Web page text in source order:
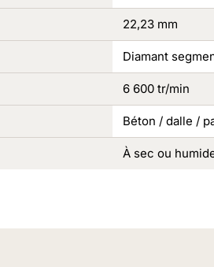
22,23 mm
Diamant
6 600 tr/min
Béton / dalle /
À sec ou